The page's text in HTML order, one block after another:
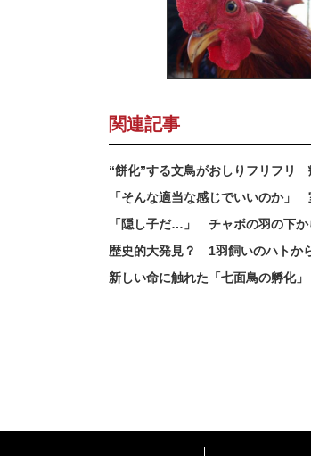
関連記事
“餅化”する文鳥がおしりフリフリ
「そんな適当な感じでいいのか
「隠し子だ…」 チャボの羽の下
歴史的大発見？ 1羽飼いのハトか
新しい命に触れた「七面鳥の孵化